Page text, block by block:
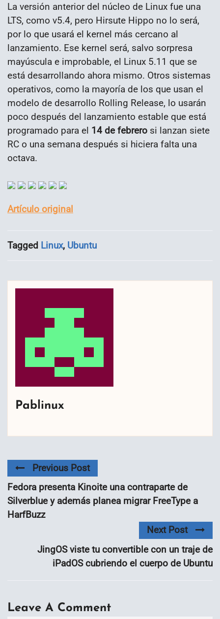
La versión anterior del núcleo de Linux fue una
LTS, como v5.4, pero Hirsute Hippo no lo será,
por lo que usará el kernel más cercano al
lanzamiento. Ese kernel será, salvo sorpresa
mayúscula e improbable, el Linux 5.11 que se
está desarrollando ahora mismo. Otros sistemas
operativos, como la mayoría de los que usan el
modelo de desarrollo Rolling Release, lo usarán
poco después del lanzamiento estable que está
programado para el 14 de febrero si lanzan siete
RC o una semana después si hiciera falta una
octava.
Artículo original
Tagged Linux, Ubuntu
Pablinux
Previous Post
Fedora presenta Kinoite una contraparte de
Silverblue y además planea migrar FreeType a
HarfBuzz
Next Post
JingOS viste tu convertible con un traje de
iPadOS cubriendo el cuerpo de Ubuntu
Leave A Comment